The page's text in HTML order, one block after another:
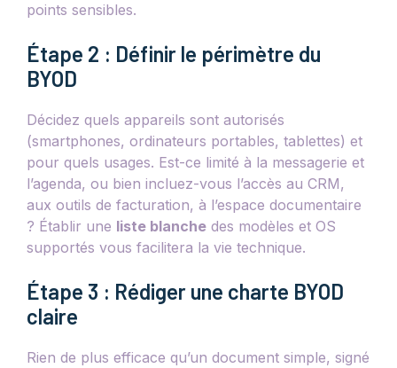
points sensibles.
Étape 2 : Définir le périmètre du
BYOD
Décidez quels appareils sont autorisés
(smartphones, ordinateurs portables, tablettes) et
pour quels usages. Est-ce limité à la messagerie et
l’agenda, ou bien incluez-vous l’accès au CRM,
aux outils de facturation, à l’espace documentaire
? Établir une liste blanche des modèles et OS
supportés vous facilitera la vie technique.
Étape 3 : Rédiger une charte BYOD
claire
Rien de plus efficace qu’un document simple, signé